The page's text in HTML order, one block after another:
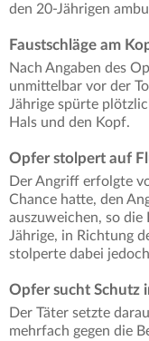
den 20-Jährigen
Faustschläge am
Nach Angaben des
unmittelbar vor der
Jährige spürte
Hals und den Kopf.
Opfer stolpert auf
Der Angriff erfolgte
Chance hatte, den
auszuweichen, so
Jährige, in Richtung
stolperte dabei
Opfer sucht Schutz
Der Täter setzte
mehrfach gegen die